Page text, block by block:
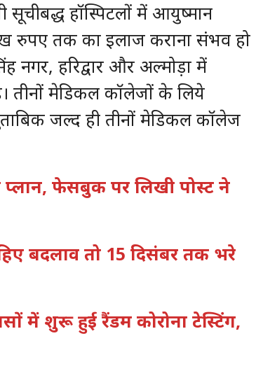
सूचीबद्ध हॉस्पिटलों में आयुष्मान
रुपए तक का इलाज कराना संभव हो
नगर, हरिद्वार और अल्मोड़ा में
तीनों मेडिकल कॉलेजों के लिये
जल्द ही तीनों मेडिकल कॉलेज
प्लान, फेसबुक पर लिखी पोस्ट ने
बदलाव तो 15 दिसंबर तक भरे
में शुरू हुई रैंडम कोरोना टेस्टिंग,